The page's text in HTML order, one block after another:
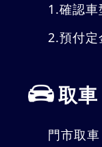
1.確認車
2.預付定
取車
門市取車